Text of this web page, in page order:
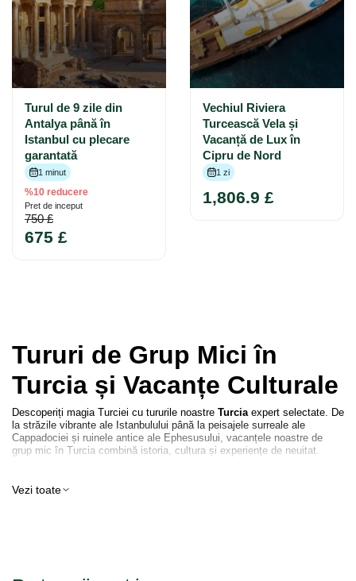
Turul de 9 zile din
Antalya până în
Istanbul cu plecare
garantată
1 minut
%10 reducere
Pret de inceput
750 £
675 £
Vechiul Riviera
Turcească Vela și
Vacanță de Lux în
Cipru de Nord
1 zi
1,806.9 £
Tururi de Grup Mici în
Turcia și Vacanțe Culturale
Descoperiți magia Turciei cu tururile noastre Turciaexpert selectate. De
la străzile vibrante ale Istanbulului până la peisajele surreale ale
Cappadociei și ruinele antice ale Ephesusului, vacanțele noastre de
grup mic în Turcia combină istoria, cultura și experiențe de neuitat.
sau o aventură mediteraneană cu multiple destinații, tururile noastre în
Vezi toate